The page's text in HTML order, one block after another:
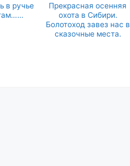
в ручье
Прекрасная осенняя
охота в Сибири.
Болотоход завез нас в
сказочные места.